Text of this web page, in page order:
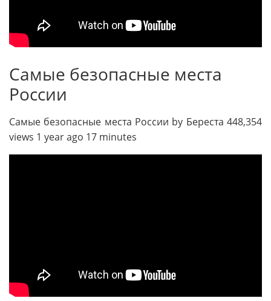
Самые безопасные места
России
Самые безопасные места России by Береста 448,354
views 1 year ago 17 minutes